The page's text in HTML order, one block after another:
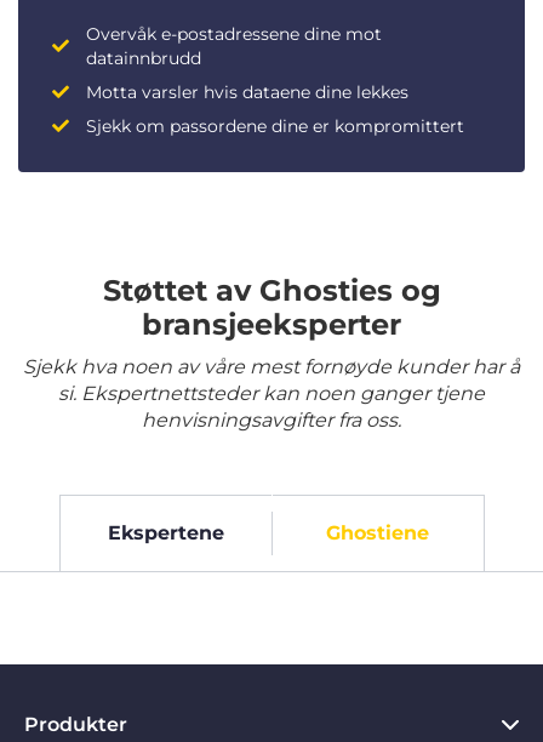
Overvåk e-postadressene dine mot
datainnbrudd
Motta varsler hvis dataene dine lekkes
Sjekk om passordene dine er kompromittert
Støttet av Ghosties og
bransjeeksperter
Sjekk hva noen av våre mest fornøyde kunder har å
si. Ekspertnettsteder kan noen ganger tjene
henvisningsavgifter fra oss.
Ekspertene Ghostiene
Produkter